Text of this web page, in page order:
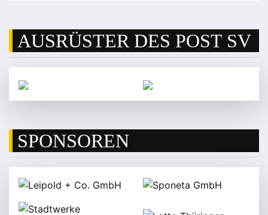
AUSRÜSTER DES POST SV
SPONSOREN